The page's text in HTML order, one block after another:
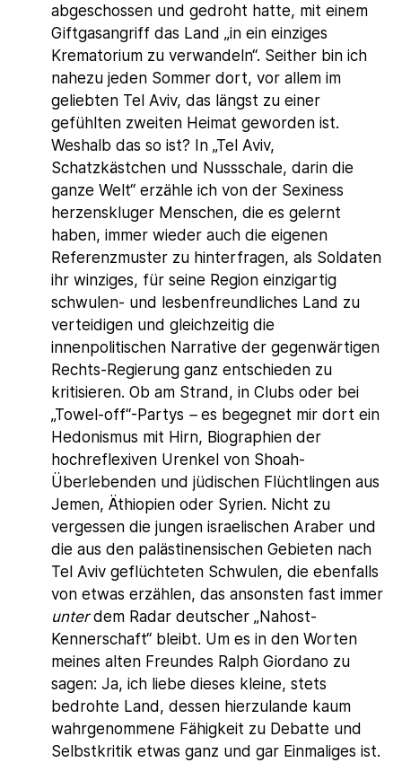
abgeschossen und gedroht hatte, mit einem
Giftgasangriff das Land „in ein einziges
Krematorium zu verwandeln“. Seither bin ich
nahezu jeden Sommer dort, vor allem im
geliebten Tel Aviv, das längst zu einer
gefühlten zweiten Heimat geworden ist.
Weshalb das so ist? In „Tel Aviv,
Schatzkästchen und Nussschale, darin die
ganze Welt“ erzähle ich von der Sexiness
herzenskluger Menschen, die es gelernt
haben, immer wieder auch die eigenen
Referenzmuster zu hinterfragen, als Soldaten
ihr winziges, für seine Region einzigartig
schwulen- und lesbenfreundliches Land zu
verteidigen und gleichzeitig die
innenpolitischen Narrative der gegenwärtigen
Rechts-Regierung ganz entschieden zu
kritisieren. Ob am Strand, in Clubs oder bei
„Towel-off“-Partys –es begegnet mir dort ein
Hedonismus mit Hirn, Biographien der
hochreflexiven Urenkel von Shoah-
Überlebenden und jüdischen Flüchtlingen aus
Jemen, Äthiopien oder Syrien. Nicht zu
vergessen die jungen israelischen Araber und
die aus den palästinensischen Gebieten nach
Tel Aviv geflüchteten Schwulen, die ebenfalls
von etwas erzählen, das ansonsten fast immer
unterdem Radar deutscher „Nahost-
Kennerschaft“ bleibt. Um es in den Worten
meines alten Freundes Ralph Giordano zu
sagen: Ja, ich liebe dieses kleine, stets
bedrohte Land, dessen hierzulande kaum
wahrgenommene Fähigkeit zu Debatte und
Selbstkritik etwas ganz und gar Einmaliges ist.